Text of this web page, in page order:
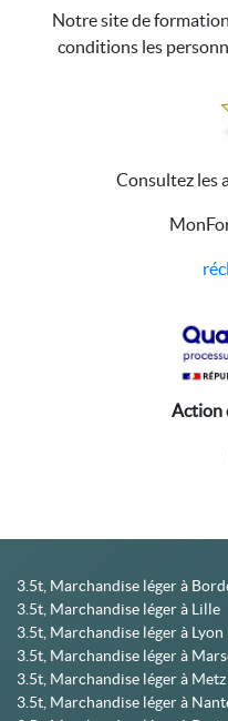
Notre site de
conditions les
Consultez les
Action
3.5t, Marchandise léger à
3.5t, Marchandise léger à Lille
3.5t, Marchandise léger à Lyon
3.5t, Marchandise léger à
3.5t, Marchandise léger à Metz
3.5t, Marchandise léger à